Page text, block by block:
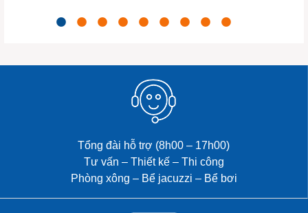
Tổng đài hỗ trợ (8h00 – 17h00)
Tư vấn – Thiết kế – Thi công
Phòng xông – Bể jacuzzi – Bể bơi